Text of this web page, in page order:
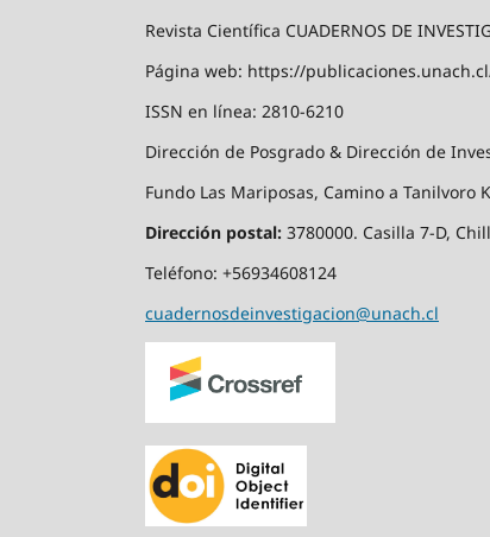
Revista Científica CUADERNOS DE
Página web: https://
ISSN en línea: 2810-6210
Dirección de Posgrado & Dirección de
Fundo Las Mariposas, Camino a Tanilvoro
Dirección postal: 3780000. Casilla 7-D,
Teléfono: +56934608124
cuadernosdeinvestigacion@unach.cl